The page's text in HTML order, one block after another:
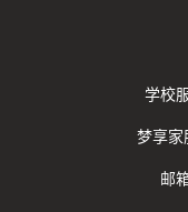
学校
梦享
邮